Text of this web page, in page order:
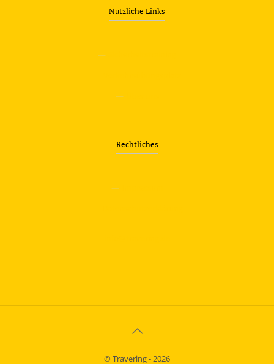
Nützliche Links
—
—
—
Rechtliches
—
—
© Travering - 2026